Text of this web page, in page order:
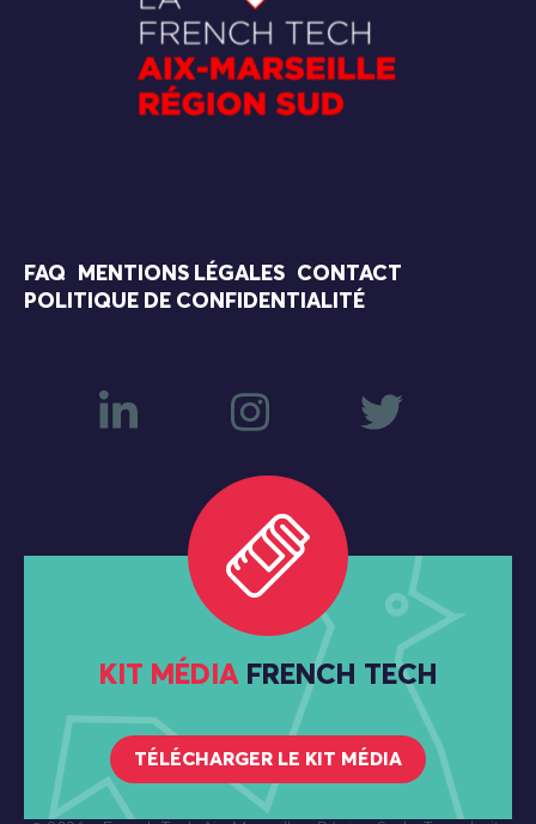
FAQ MENTIONS LÉGALES
CONTACT
POLITIQUE DE CONFIDENTIALITÉ
KIT MÉDIA FRENCH TECH
TÉLÉCHARGER LE KIT MÉDIA